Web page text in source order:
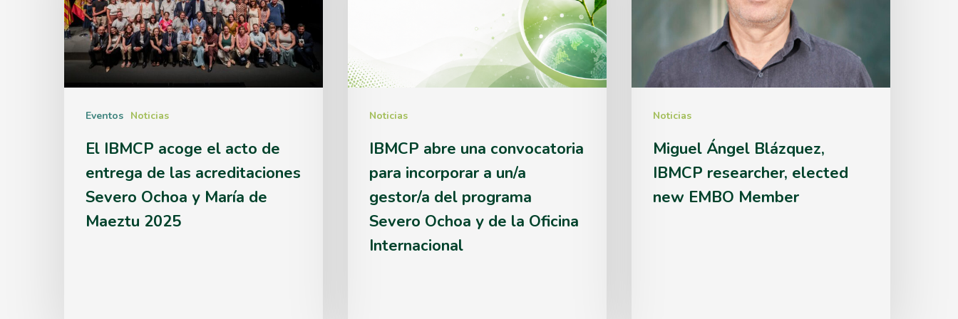
Eventos Noticias
acto
de
entrega
acreditaciones
Severo
Ochoa
El IBMCP acoge el acto de
entrega de las acreditaciones
Severo Ochoa y María de
Maeztu 2025
Noticias
a
programa
Severo
Ochoa
IBMCP abre una convocatoria
para incorporar a un/a
gestor/a del programa
Severo Ochoa y de la Oficina
Internacional
Noticias
elected
new
Miguel Ángel Blázquez,
IBMCP researcher, elected
new EMBO Member